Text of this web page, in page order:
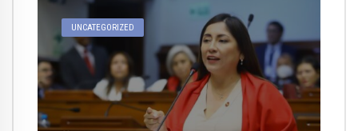
UNCATEGORIZED